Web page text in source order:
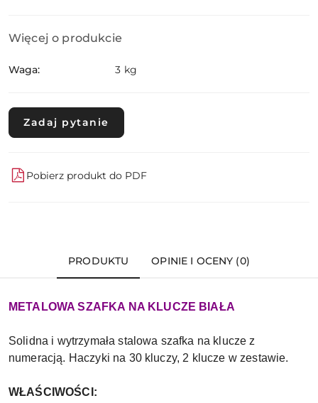
Więcej o produkcie
Waga: 3 kg
Zadaj pytanie
Pobierz produkt do PDF
PRODUKTU OPINIE I OCENY (0)
METALOWA SZAFKA NA KLUCZE BIAŁA
Solidna i wytrzymała stalowa szafka na klucze z
numeracją. Haczyki na 30 kluczy, 2 klucze w zestawie.
WŁAŚCIWOŚCI: